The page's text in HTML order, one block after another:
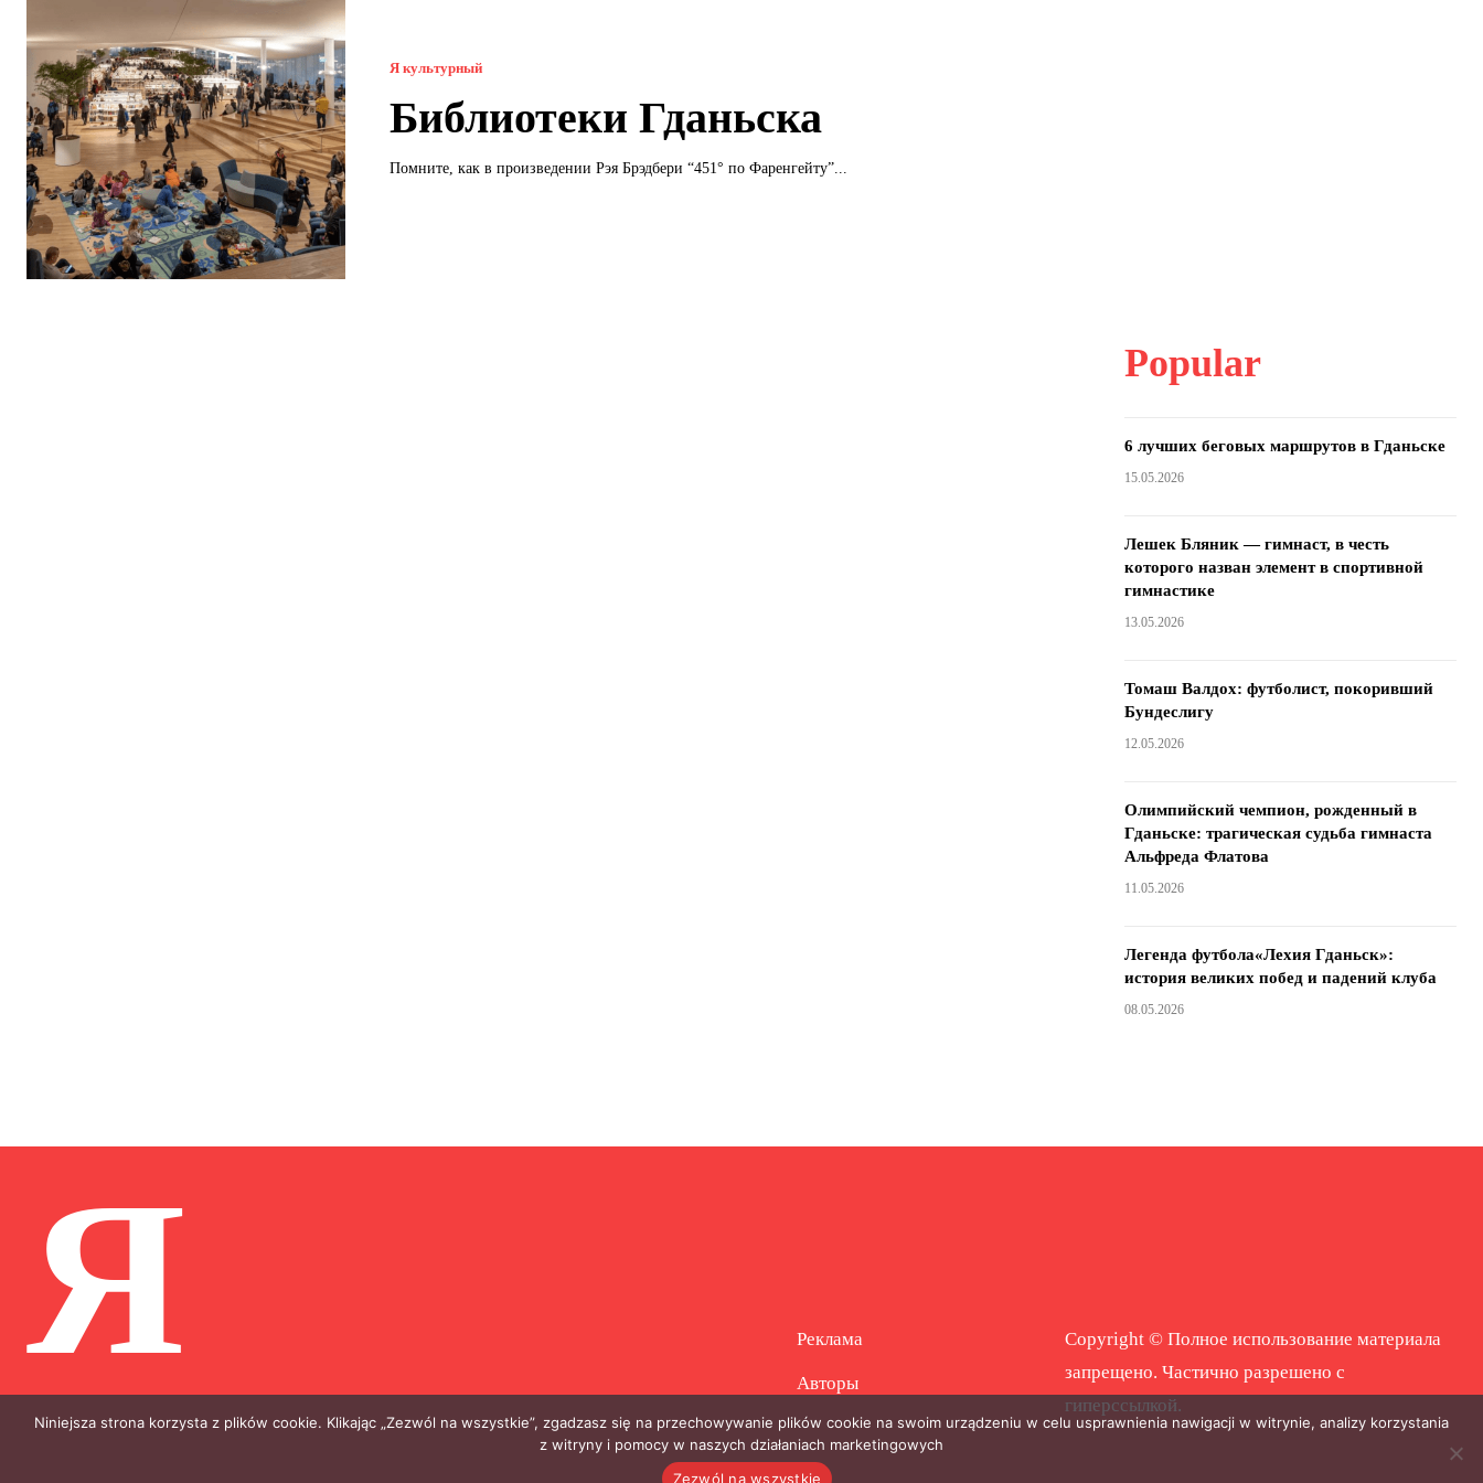
Я культурный
Библиотеки Гданьска
Помните, как в произведении Рэя Брэдбери “451° по Фаренгейту”...
Popular
6 лучших беговых маршрутов в Гданьске
15.05.2026
Лешек Бляник — гимнаст, в честь
которого назван элемент в спортивной
гимнастике
13.05.2026
Томаш Валдох: футболист, покоривший
Бундеслигу
12.05.2026
Олимпийский чемпион, рожденный в
Гданьске: трагическая судьба гимнаста
Альфреда Флатова
11.05.2026
Легенда футбола«Лехия Гданьск»:
история великих побед и падений клуба
08.05.2026
Я Реклама
Авторы
Copyright © Полное использование материала
запрещено. Частично разрешено с
гиперссылкой.
Niniejsza strona korzysta z plików cookie. Klikając „Zezwól na wszystkie”, zgadzasz się na przechowywanie plików cookie na swoim urządzeniu w celu usprawnienia nawigacji w witrynie, analizy korzystania
z witryny i pomocy w naszych działaniach marketingowych
Zezwól na wszystkie